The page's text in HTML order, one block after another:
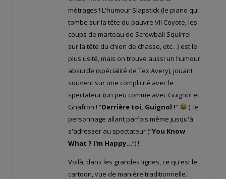
métrages ! L'humour Slapstick (le piano qui
tombe sur la tête du pauvre Vil Coyote, les
coups de marteau de Screwball Squirrel
sur la tête du chien de chasse, etc…) est le
plus usité, mais on trouve aussi un humour
absurde (spécialité de Tex Avery), jouant
souvent sur une complicité avec le
spectateur (un peu comme avec Guignol et
Gnafron ! “Derrière toi, Guignol !”
), le
personnage allant parfois même jusqu'à
s'adresser au spectateur (“You Know
What ? I'm Happy…“) !
Voilà, dans les grandes lignes, ce qu'est le
cartoon, vue de manière traditionnelle.